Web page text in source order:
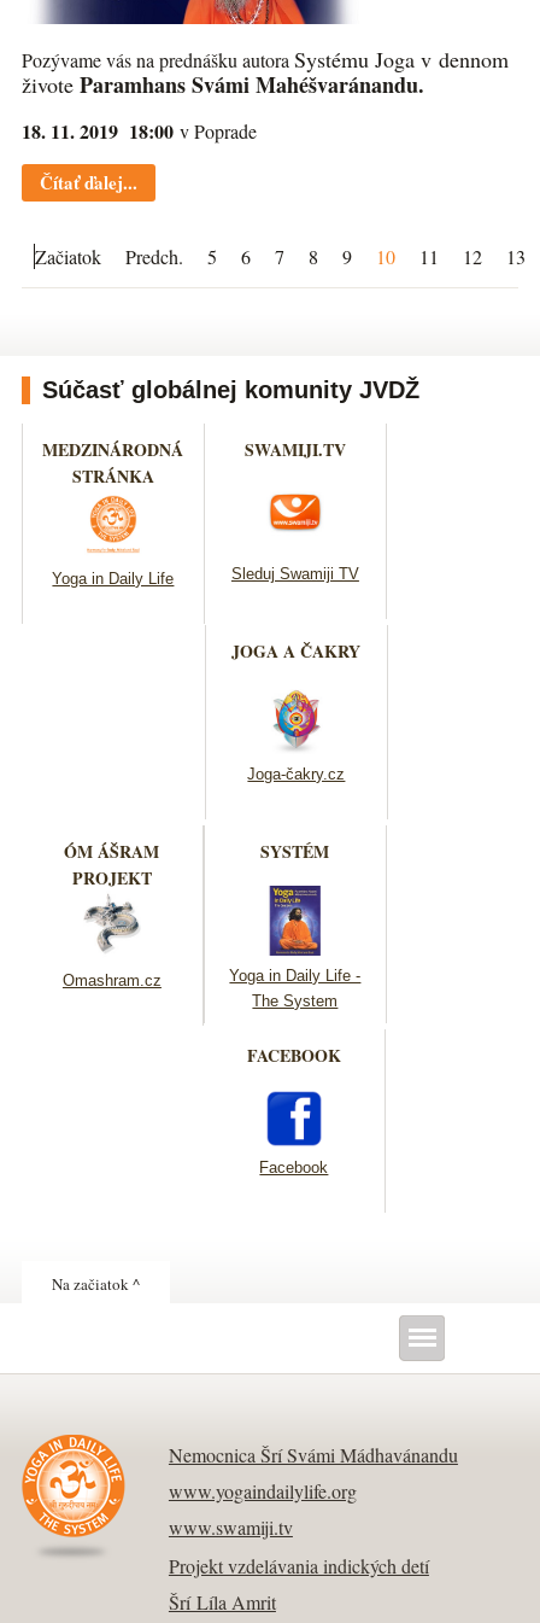
Pozývame vás na prednášku autora Systému Joga v dennom
živote Paramhans Svámi Mahéšvaránandu.
18. 11. 2019 18:00 v Poprade
Čítať ďalej...
Začiatok Predch. 5 6 7 8 9 10 11 12 13
Súčasť globálnej komunity JVDŽ
MEDZINÁRODNÁ
STRÁNKA
Yoga in Daily Life
SWAMIJI.TV
Sleduj Swamiji TV
JOGA A ČAKRY
Joga-čakry.cz
ÓM ÁŠRAM
PROJEKT
Omashram.cz
SYSTÉM
Yoga in Daily Life -
The System
FACEBOOK
Facebook
Na začiatok ^
Nemocnica Šrí Svámi Mádhavánandu
www.yogaindailylife.org
www.swamiji.tv
Projekt vzdelávania indických detí
Šrí Líla Amrit